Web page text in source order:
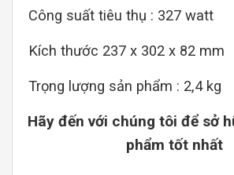
Công suất tiêu thụ : 327 watt
Kích thước 237 x 302 x 82 mm
Trọng lượng sản phẩm : 2,4 kg
Hãy đến với chúng tôi để sở
phẩm tốt nhất